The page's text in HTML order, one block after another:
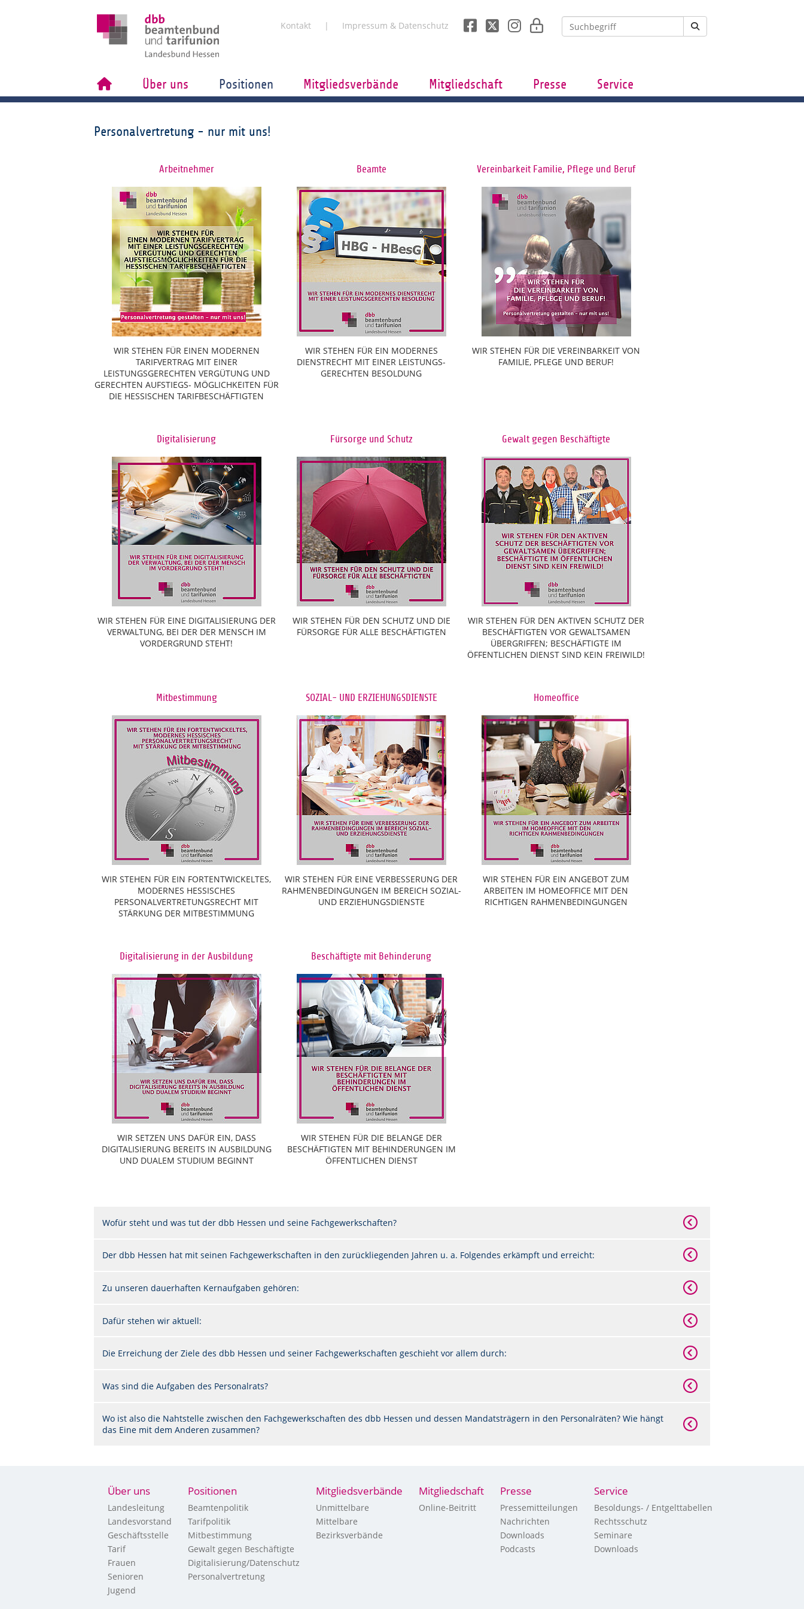
Kontakt Impressum & Datenschutz
Über uns Positionen Mitgliedsverbände Mitgliedschaft Presse Service
Personalvertretung - nur mit uns!
Arbeitnehmer
WIR STEHEN FÜR EINEN MODERNEN
TARIFVERTRAG MIT EINER
LEISTUNGSGERECHTEN VERGÜTUNG UND
GERECHTEN AUFSTIEGS- MÖGLICHKEITEN FÜR
DIE HESSISCHEN TARIFBESCHÄFTIGTEN
Beamte
WIR STEHEN FÜR EIN MODERNES
DIENSTRECHT MIT EINER LEISTUNGS-
GERECHTEN BESOLDUNG
Vereinbarkeit Familie, Pflege und Beruf
WIR STEHEN FÜR DIE VEREINBARKEIT VON
FAMILIE, PFLEGE UND BERUF!
Digitalisierung
WIR STEHEN FÜR EINE DIGITALISIERUNG DER
VERWALTUNG, BEI DER DER MENSCH IM
VORDERGRUND STEHT!
Fürsorge und Schutz
WIR STEHEN FÜR DEN SCHUTZ UND DIE
FÜRSORGE FÜR ALLE BESCHÄFTIGTEN
Gewalt gegen Beschäftigte
WIR STEHEN FÜR DEN AKTIVEN SCHUTZ DER
BESCHÄFTIGTEN VOR GEWALTSAMEN
ÜBERGRIFFEN; BESCHÄFTIGTE IM
ÖFFENTLICHEN DIENST SIND KEIN FREIWILD!
Mitbestimmung
WIR STEHEN FÜR EIN FORTENTWICKELTES,
MODERNES HESSISCHES
PERSONALVERTRETUNGSRECHT MIT
STÄRKUNG DER MITBESTIMMUNG
SOZIAL- UND ERZIEHUNGSDIENSTE
WIR STEHEN FÜR EINE VERBESSERUNG DER
RAHMENBEDINGUNGEN IM BEREICH SOZIAL-
UND ERZIEHUNGSDIENSTE
Homeoffice
WIR STEHEN FÜR EIN ANGEBOT ZUM
ARBEITEN IM HOMEOFFICE MIT DEN
RICHTIGEN RAHMENBEDINGUNGEN
Digitalisierung in der Ausbildung
WIR SETZEN UNS DAFÜR EIN, DASS
DIGITALISIERUNG BEREITS IN AUSBILDUNG
UND DUALEM STUDIUM BEGINNT
Beschäftigte mit Behinderung
WIR STEHEN FÜR DIE BELANGE DER
BESCHÄFTIGTEN MIT BEHINDERUNGEN IM
ÖFFENTLICHEN DIENST
Wofür steht und was tut der dbb Hessen und seine Fachgewerkschaften?
Der dbb Hessen hat mit seinen Fachgewerkschaften in den zurückliegenden Jahren u. a. Folgendes erkämpft und erreicht:
Zu unseren dauerhaften Kernaufgaben gehören:
Dafür stehen wir aktuell:
Die Erreichung der Ziele des dbb Hessen und seiner Fachgewerkschaften geschieht vor allem durch:
Was sind die Aufgaben des Personalrats?
Wo ist also die Nahtstelle zwischen den Fachgewerkschaften des dbb Hessen und dessen Mandatsträgern in den Personalräten? Wie hängt
das Eine mit dem Anderen zusammen?
Über uns
Landesleitung
Landesvorstand
Geschäftsstelle
Tarif
Frauen
Senioren
Jugend
Positionen
Beamtenpolitik
Tarifpolitik
Mitbestimmung
Gewalt gegen Beschäftigte
Digitalisierung/Datenschutz
Personalvertretung
Mitgliedsverbände
Unmittelbare
Mittelbare
Bezirksverbände
Mitgliedschaft
Online-Beitritt
Presse
Pressemitteilungen
Nachrichten
Downloads
Podcasts
Service
Besoldungs- / Entgelttabellen
Rechtsschutz
Seminare
Downloads